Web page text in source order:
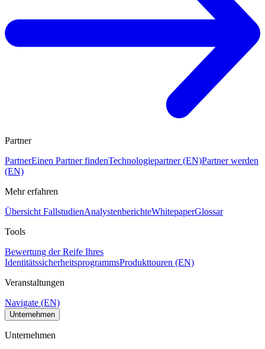
Partner
PartnerEinen Partner findenTechnologiepartner (EN)Partner werden
(EN)
Mehr erfahren
Übersicht FallstudienAnalystenberichteWhitepaperGlossar
Tools
Bewertung der Reife Ihres
IdentitätssicherheitsprogrammsProdukttouren (EN)
Veranstaltungen
Navigate (EN)
Unternehmen
Unternehmen